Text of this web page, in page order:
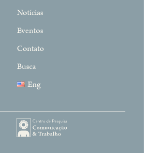
Notícias
Eventos
Contato
Busca
Eng